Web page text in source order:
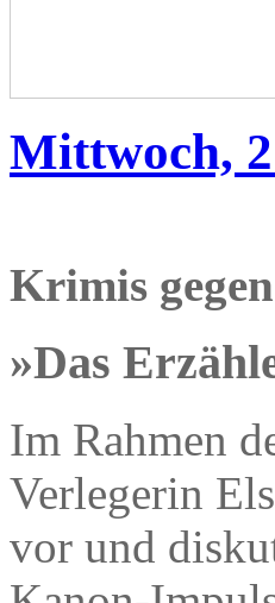
Mittwoch,
Krimis
»Das
Im Rahmen
Verlegerin
vor und